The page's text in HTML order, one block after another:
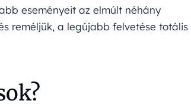
eseményeit az elmúlt néhány
reméljük, a legújabb felvetése totális